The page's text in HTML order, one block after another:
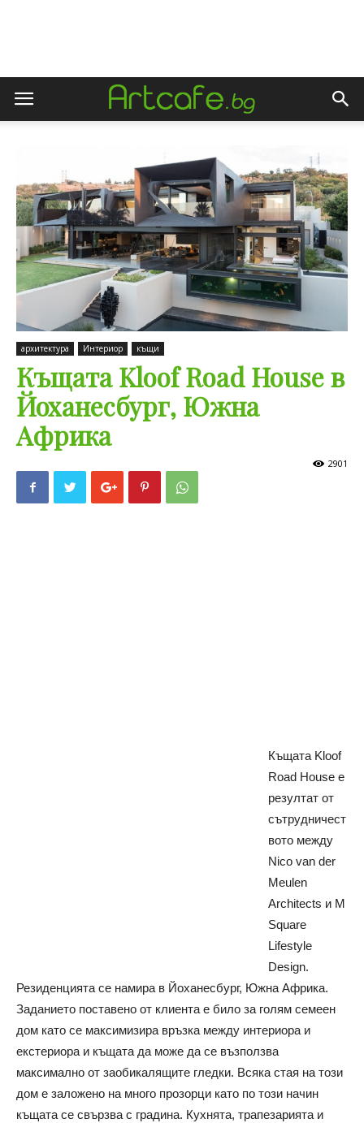
архитектура Интериор къщи
Къщата Kloof Road House в
Йоханесбург, Южна
Африка
2901
Къщата Kloof
Road House е
резултат от
сътрудничест
вото между
Nico van der
Meulen
Architects и M
Square
Lifestyle
Design.
Резиденцията се намира в Йоханесбург, Южна Африка.
Заданието поставено от клиента е било за голям семеен
дом като се максимизира връзка между интериора и
екстериора и къщата да може да се възползва
максимално от заобикалящите гледки. Всяка стая на този
дом е заложено на много прозорци като по този начин
къщата се свързва с градина. Кухнята, трапезарията и